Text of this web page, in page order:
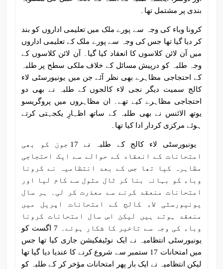
بندی پر مشتمل تھا۔
کرونا وباء کی وجہ سے پورے ملک میں تعلیمی اداروں کو بند
کر دیا گیا تھا جس کی وجہ سے پورے ملک کے تعلیمی اداروں
میں آن لائن کلاسوں کا انعقاد کیا گیا۔ آن لائن کلاسوں کے
وجہ طلبہ کو درپیش مسائل کے خلاف ملکی سطح پر طلبہ
کے احتجاجی مظاہرے بھی نظر آئے جن میں یونیورسٹی لاء
کالج سمیت دیگر نجی لاء کالجوں کے طلبہ نے بھی دو
احتجاجی مظاہرے کیے تھے۔ ان مظاہروں میں پروگریسو
یوتھ الائنس نے بھی طلبہ کے ساتھ اظہارِ یکجہتی کرتے
ہوئے مرکزی کردار ادا کیا تھا۔
یونیورسٹی لاء کالج کے طلبہ نے 17 جون کو بھی
امتحانات کے انعقاد کے حوالے سے ایک احتجاجی
مظاہرہ کیا تھا جس کے بعد انتظامیہ نے کرونا
وباء کو بہانہ بنا کر ٹال مٹول سے کام لیا اور
امتحانات منعقد کرنے سے معذرت کر لی۔ ہر سال
یونیورسٹی لاء کالج کے امتحانات اپریل میں
منعقد ہوتے ہیں لیکن اس سال امتحانات کرونا
وباء کی وجہ سے تاخیر کا شکار ہوئے۔ 7 اگست کو
یونیورسٹی انتظامیہ نے ایک نوٹیفکیشن جاری کیا تھا جس
میں امتحانات 17 ستمبر سے شروع کرنے کا عندیا دیا گیا تھا
لیکن انتظامیہ نے ایک بار پھر امتحانات مؤخر کر کے طلبہ کو